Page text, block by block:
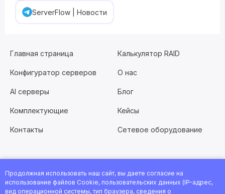
ServerFlow | Новости
Главная страница Калькулятор RAID
Конфигуратор серверов О нас
AI серверы Блог
Комплектующие Кейсы
Контакты Сетевое оборудование
Хотите работать с нами? Заполните анкету
посмотрите все вакансии
Продолжная использовать наш сайт, вы даете согласие на
использование файлов Cookie, пользовательских данных (IP-адрес,
вид операционной системы, тип браузера, сведения о